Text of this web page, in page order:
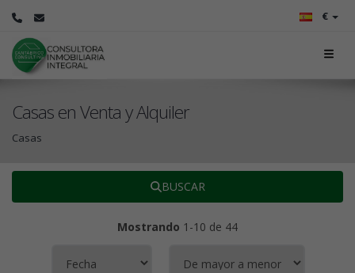
€
Casas en Venta y Alquiler
Casas
BUSCAR
Mostrando 1-10 de 44